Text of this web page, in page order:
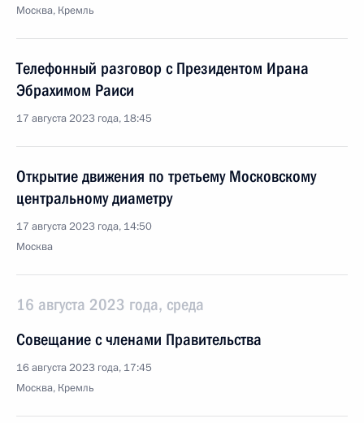
Москва, Кремль
Телефонный разговор с Президентом Ирана
Эбрахимом Раиси
17 августа 2023 года, 18:45
Открытие движения по третьему Московскому
центральному диаметру
17 августа 2023 года, 14:50
Москва
16 августа 2023 года, среда
Совещание с членами Правительства
16 августа 2023 года, 17:45
Москва, Кремль